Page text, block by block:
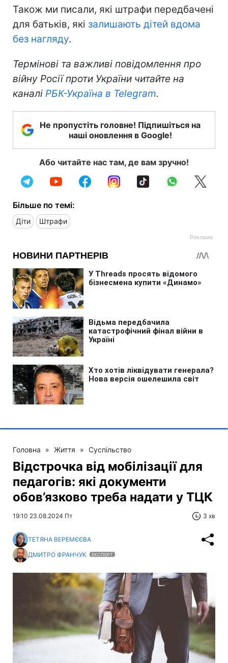
Також ми писали, які штрафи передбачені
для батьків, які залишають дітей вдома
без нагляду.
Термінові та важливі повідомлення про
війну Росії проти України читайте на
каналі РБК-Україна в Telegram.
Не пропустіть головне! Підпишіться на
наші оновлення в Google!
Або читайте нас там, де вам зручно!
Більше по темі:
Діти Штрафи
Головна » Життя » Суспільство
Відстрочка від мобілізації для
педагогів: які документи
обов’язково треба надати у ТЦК
19:10 23.08.2024 Пт 3 хв
ТЕТЯНА ВЕРЕМЄЄВА
ДМИТРО ФРАНЧУК
ЕКСПЕРТ